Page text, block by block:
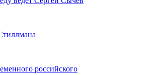
российского